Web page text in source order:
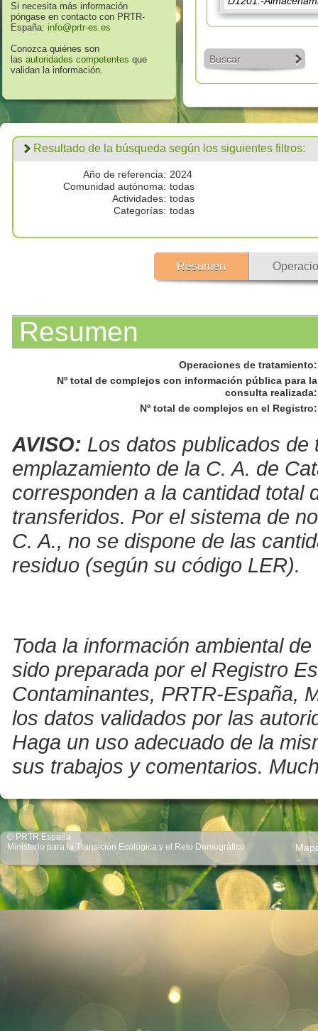
Si necesita más información
póngase en contacto con PRTR-
España: info@prtr-es.es
Conozca quiénes son
las autoridades competentes que
validan la información.
Buscar
Resultado de la búsqueda según los siguientes filtros:
Año de referencia: 2024
Comunidad autónoma: todas
Actividades: todas
Categorías: todas
Resumen
Resumen
Operaciones de tratamiento:
Nº total de complejos con información pública para la
consulta realizada:
Nº total de complejos en el Registro:
AVISO: Los datos publicados
emplazamiento de la C. A. de
corresponden a la cantidad total
transferidos. Por el sistema de
C. A., no se dispone de las
residuo (según su código LER).
Toda la información ambiental
sido preparada por el Registro
Contaminantes, PRTR-España,
los datos validados por las
Haga un uso adecuado de la
sus trabajos y comentarios.
© PRTR España
Ministerio para la Transición Ecológica y el Reto Demográfico